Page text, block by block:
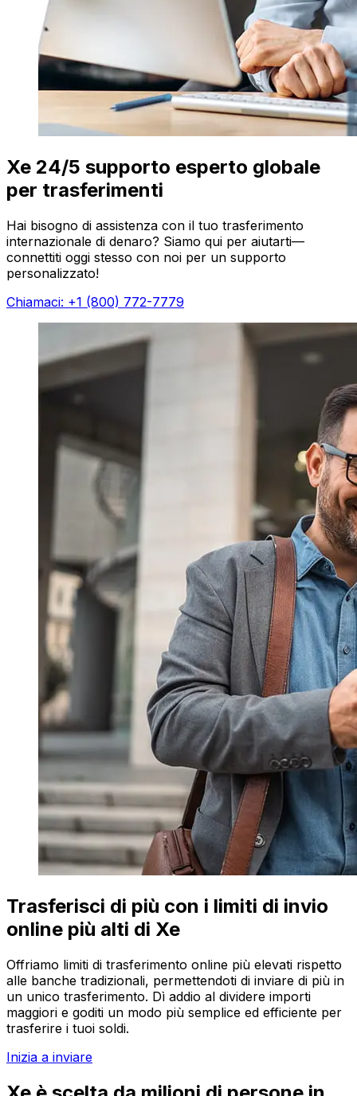
Xe 24/5 supporto esperto globale
per trasferimenti
Hai bisogno di assistenza con il tuo trasferimento
internazionale di denaro? Siamo qui per aiutarti—
connettiti oggi stesso con noi per un supporto
personalizzato!
Chiamaci: +1 (800) 772-7779
Trasferisci di più con i limiti di invio
online più alti di Xe
Offriamo limiti di trasferimento online più elevati rispetto
alle banche tradizionali, permettendoti di inviare di più in
un unico trasferimento. Dì addio al dividere importi
maggiori e goditi un modo più semplice ed efficiente per
trasferire i tuoi soldi.
Inizia a inviare